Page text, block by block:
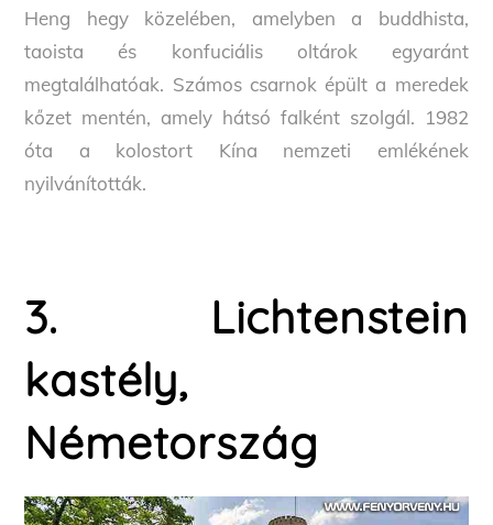
Heng hegy közelében, amelyben a buddhista,
taoista és konfuciális oltárok egyaránt
megtalálhatóak. Számos csarnok épült a meredek
kőzet mentén, amely hátsó falként szolgál. 1982
óta a kolostort Kína nemzeti emlékének
nyilvánították.
3. Lichtenstein
kastély,
Németország